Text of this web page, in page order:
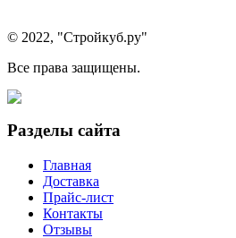
© 2022, "Стройкуб.ру"
Все права защищены.
Разделы сайта
Главная
Доставка
Прайс-лист
Контакты
Отзывы